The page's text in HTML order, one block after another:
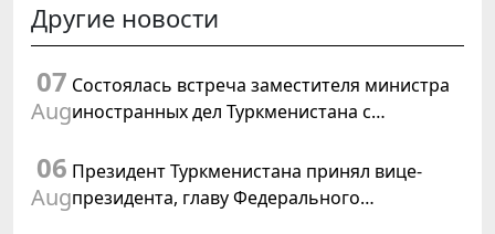
Другие новости
07
Aug
Состоялась встреча заместителя министра
иностранных дел Туркменистана с
Туркменистане
06
Aug
Президент Туркменистана принял вице-
президента, главу Федерального